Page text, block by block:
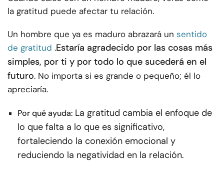
la gratitud puede afectar tu relación.
Un hombre que ya es maduro abrazará un sentido
de gratitud .Estaría agradecido por las cosas más
simples, por ti y por todo lo que sucederá en el
futuro. No importa si es grande o pequeño; él lo
apreciaría.
Por qué ayuda: La gratitud cambia el enfoque de
lo que falta a lo que es significativo,
fortaleciendo la conexión emocional y
reduciendo la negatividad en la relación.